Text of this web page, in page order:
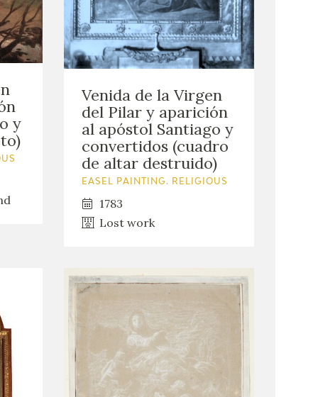
y
Venida de la Virgen
del Pilar y aparición
al apóstol Santiago y
convertidos (cuadro
de altar destruido)
EASEL PAINTING. RELIGIOUS
1783
Lost work